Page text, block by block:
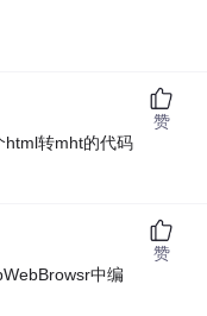
html转mht的代码
赞
中编
赞